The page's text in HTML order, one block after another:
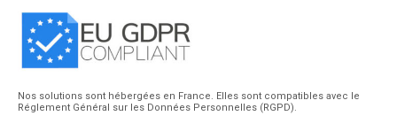
Nos solutions sont hébergées en France. Elles sont compatibles avec le
Réglement Général sur les Données Personnelles (RGPD).